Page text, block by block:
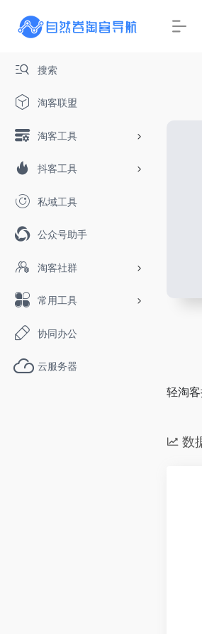
搜索
淘客联盟
淘客工具
抖客工具
私域工具
公众号助手
淘客社群
常用工具
协同办公
云服务器
轻淘
数